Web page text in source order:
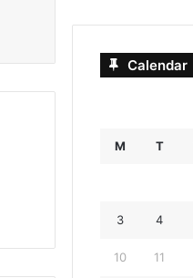
Calendar
M T
3 4
10 11